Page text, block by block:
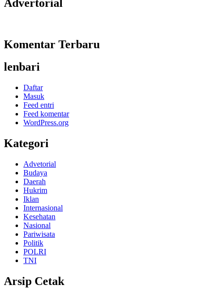
Advertorial
Komentar Terbaru
lenbari
Daftar
Masuk
Feed entri
Feed komentar
WordPress.org
Kategori
Advetorial
Budaya
Daerah
Hukrim
Iklan
Internasional
Kesehatan
Nasional
Pariwisata
Politik
POLRI
TNI
Arsip Cetak